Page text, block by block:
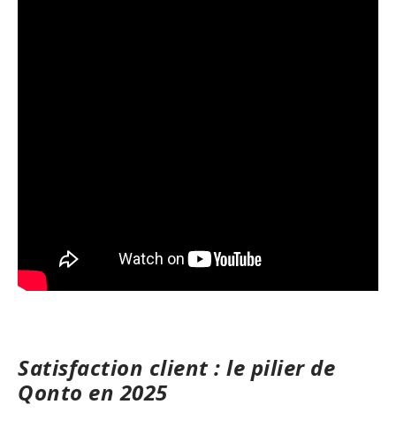
Satisfaction client : le pilier de
Qonto en 2025